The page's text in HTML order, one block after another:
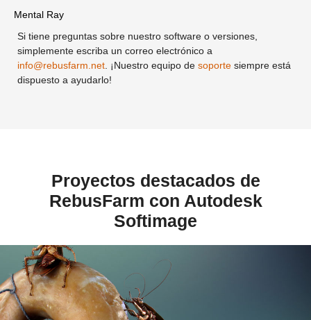
Mental Ray
Si tiene preguntas sobre nuestro software o versiones,
simplemente escriba un correo electrónico a
info@rebusfarm.net. ¡Nuestro equipo de soporte siempre está
dispuesto a ayudarlo!
Proyectos destacados de
RebusFarm con Autodesk
Softimage